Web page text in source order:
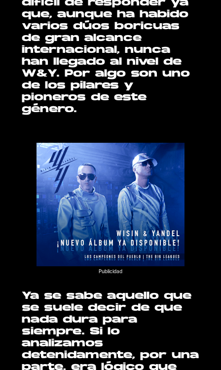
difícil de responder ya
que, aunque ha habido
varios dúos boricuas
de gran alcance
internacional, nunca
han llegado al nivel de
W&Y. Por algo son uno
de los pilares y
pioneros de este
género.
Publicidad
Ya se sabe aquello que
se suele decir de que
nada dura para
siempre. Si lo
analizamos
detenidamente, por una
parte, era lógico que